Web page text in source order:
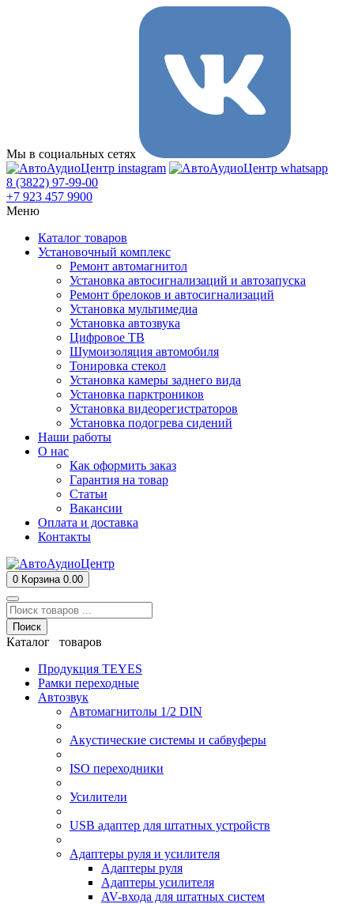
Мы в социальных сетях
8 (3822) 97-99-00
+7 923 457 9900
Меню
Каталог товаров
Установочный комплекс
Ремонт автомагнитол
Установка автосигнализаций и автозапуска
Ремонт брелоков и автосигнализаций
Установка мультимедиа
Установка автозвука
Цифровое ТВ
Шумоизоляция автомобиля
Тонировка стекол
Установка камеры заднего вида
Установка парктроников
Установка видеорегистраторов
Установка подогрева сидений
Наши работы
О нас
Как оформить заказ
Гарантия на товар
Статьи
Вакансии
Оплата и доставка
Контакты
0 Корзина 0.00
Поиск
Каталог товаров
Продукция TEYES
Рамки переходные
Автозвук
Автомагнитолы 1/2 DIN
Акустические системы и сабвуферы
ISO переходники
Усилители
USB адаптер для штатных устройств
Адаптеры руля и усилителя
Адаптеры руля
Адаптеры усилителя
AV-входа для штатных систем